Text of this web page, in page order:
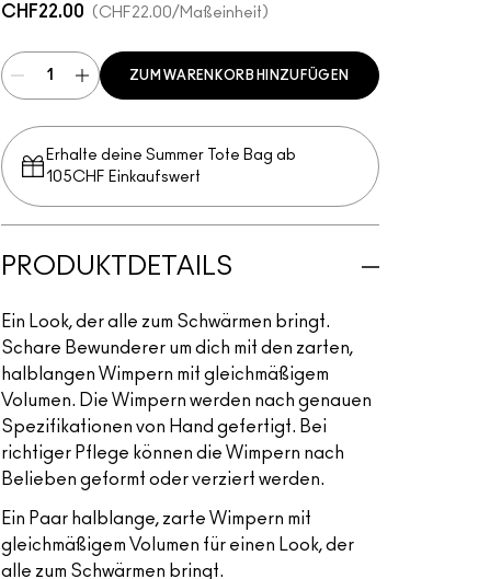
CHF22.00 CHF22.00/Maßeinheit
ZUM WARENKORB HINZUFÜGEN
Erhalte deine Summer Tote Bag ab
105CHF Einkaufswert​
PRODUKTDETAILS
Ein Look, der alle zum Schwärmen bringt.
Schare Bewunderer um dich mit den zarten,
halblangen Wimpern mit gleichmäßigem
Volumen. Die Wimpern werden nach genauen
Spezifikationen von Hand gefertigt. Bei
richtiger Pflege können die Wimpern nach
Belieben geformt oder verziert werden.
Ein Paar halblange, zarte Wimpern mit
gleichmäßigem Volumen für einen Look, der
alle zum Schwärmen bringt.